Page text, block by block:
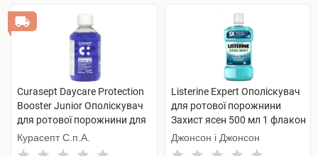
Curasept Daycare Protection
Booster Junior Ополіскувач
для ротової порожнини для
дітей від 7 до 12 років зі
смаком жувальної гумки
Курасепт С.п.А.
Listerine Expert Ополіскувач
для ротової порожнини
Захист ясен 500 мл 1 флакон
Джонсон і Джонсон